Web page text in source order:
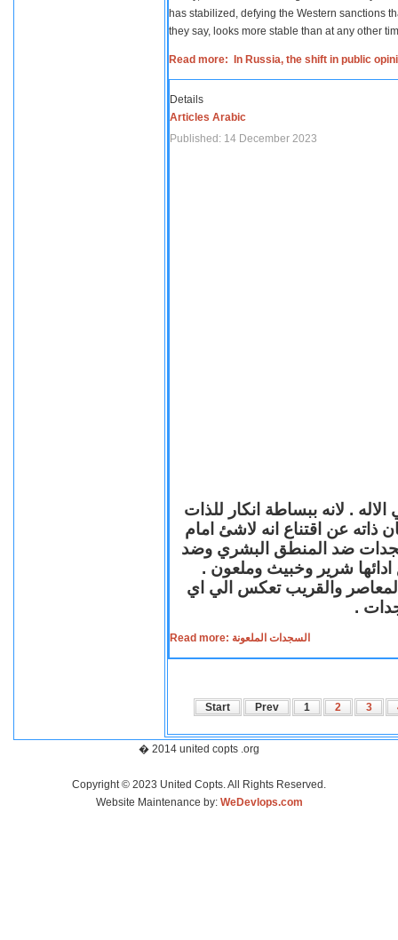
has stabilized, defying the Western sanctions
they say, looks more stable than at any other
Read more: In Russia, the shift in public
Details
Articles Arabic
Published: 14 December 2023
. لانه ببساطة انكار للذات
ذاته عن اقتناع انه لاشئ امام
ضد المنطق البشري وضد
ادائها شرير وخبيث وملعون .
المعاصر والقريب تعكس الي اي
.
Read more: السجدات الملعونة
Start Prev 1 2 3
� 2014 united copts .org
Copyright © 2023 United Copts. All Rights Reserved.
Website Maintenance by: WeDevlops.com